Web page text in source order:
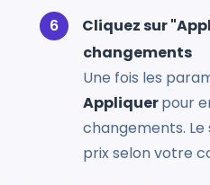
Cliquez sur
changements
Une fois les
Appliquerpour
changements.
prix selon votre